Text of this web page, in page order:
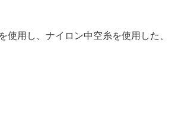
用し、ナイロン中空糸を使用した、